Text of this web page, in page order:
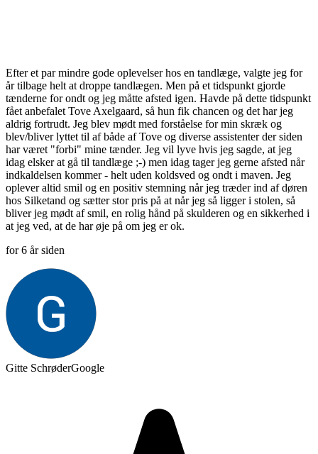
Efter et par mindre gode oplevelser hos en tandlæge, valgte jeg for
år tilbage helt at droppe tandlægen. Men på et tidspunkt gjorde
tænderne for ondt og jeg måtte afsted igen. Havde på dette tidspunkt
fået anbefalet Tove Axelgaard, så hun fik chancen og det har jeg
aldrig fortrudt. Jeg blev mødt med forståelse for min skræk og
blev/bliver lyttet til af både af Tove og diverse assistenter der siden
har været "forbi" mine tænder. Jeg vil lyve hvis jeg sagde, at jeg
idag elsker at gå til tandlæge ;-) men idag tager jeg gerne afsted når
indkaldelsen kommer - helt uden koldsved og ondt i maven. Jeg
oplever altid smil og en positiv stemning når jeg træder ind af døren
hos Silketand og sætter stor pris på at når jeg så ligger i stolen, så
bliver jeg mødt af smil, en rolig hånd på skulderen og en sikkerhed i
at jeg ved, at de har øje på om jeg er ok.
for 6 år siden
Gitte SchrøderGoogle